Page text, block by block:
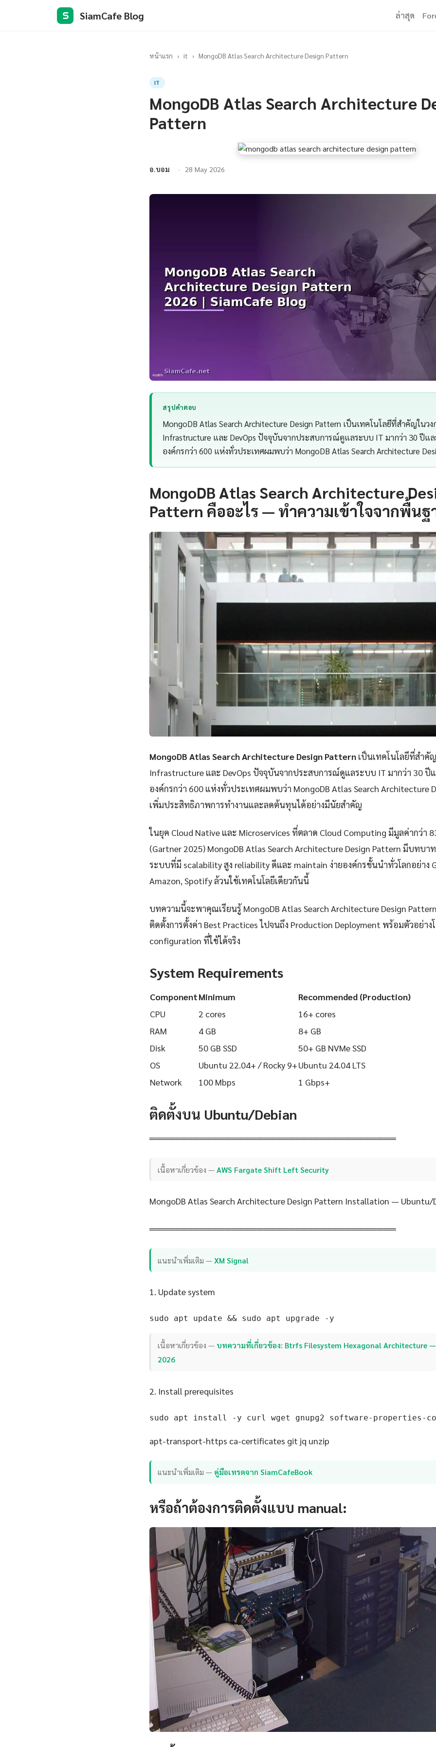
S SiamCafe Blog ล่าสุด
หน้าแรก › it › MongoDB Atlas Search Architecture Design Pattern
IT
MongoDB Atlas Search Architecture
Pattern
อ.บอม 28 May 2026
สรุปคำตอบ
MongoDB Atlas Search Architecture Design Pattern เป็นเทคโนโลยีที่สำคัญในวง
Infrastructure และ DevOps ปัจจุบันจากประสบการณ์ดูแลระบบ IT มากว่า 30 ปีแล
องค์กรกว่า 600 แห่งทั่วประเทศผมพบว่า MongoDB Atlas Search Architecture
MongoDB Atlas Search Architecture
Pattern คืออะไร — ทำความเข้าใจจากพื้นฐ
MongoDB Atlas Search Architecture Design Pattern เป็นเทคโนโลยีที่สำคั
Infrastructure และ DevOps ปัจจุบันจากประสบการณ์ดูแลระบบ IT มากว่า 30 ปี
องค์กรกว่า 600 แห่งทั่วประเทศผมพบว่า MongoDB Atlas Search Architecture
เพิ่มประสิทธิภาพการทำงานและลดต้นทุนได้อย่างมีนัยสำคัญ
ในยุค Cloud Native และ Microservices ที่ตลาด Cloud Computing มีมูลค่ากว่า
(Gartner 2025) MongoDB Atlas Search Architecture Design Pattern มีบทบา
ระบบที่มี scalability สูง reliability ดีและ maintain ง่ายองค์กรชั้นนำทั่วโลกอย่าง
Amazon, Spotify ล้วนใช้เทคโนโลยีเดียวกันนี้
บทความนี้จะพาคุณเรียนรู้ MongoDB Atlas Search Architecture Design
ติดตั้งการตั้งค่า Best Practices ไปจนถึง Production Deployment พร้อมตัวอย่าง
configuration ที่ใช้ได้จริง
System Requirements
ComponentMinimum
Recommended (Production)
CPU
2 cores
16+ cores
RAM
4 GB
8+ GB
Disk
50 GB SSD
50+ GB NVMe SSD
OS
Ubuntu 22.04+ / Rocky 9+Ubuntu 24.04 LTS
Network
100 Mbps 1 Gbps+
ติดตั้งบน Ubuntu/Debian
═══════════════════════════════════════
เนื้อหาเกี่ยวข้อง —AWS Fargate Shift Left Security
MongoDB Atlas Search Architecture Design Pattern Installation — Ubuntu/
═══════════════════════════════════════
แนะนำเพิ่มเติม —XM Signal
1. Update system
sudo apt update && sudo apt upgrade -y
เนื้อหาเกี่ยวข้อง — บทความที่เกี่ยวข้อง: Btrfs Filesystem Hexagonal Architecture
2026
2. Install prerequisites
sudo apt install -y curl wget gnupg2 software-properties-
apt-transport-https ca-certificates git jq unzip
แนะนำเพิ่มเติม — คู่มือเทรดจาก SiamCafeBook
หรือถ้าต้องการติดตั้งแบบ manual: